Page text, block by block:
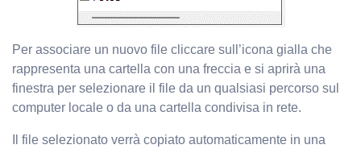
Per associare un nuovo file cliccare sull’icona gialla che
rappresenta una cartella con una freccia e si aprirà una
finestra per selezionare il file da un qualsiasi percorso sul
computer locale o da una cartella condivisa in rete.
Il file selezionato verrà copiato automaticamente in una